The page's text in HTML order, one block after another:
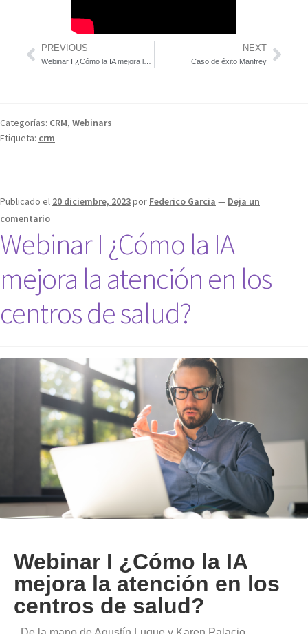
PREVIOUS NEXT
Caso de éxito Manfrey
Categorías: CRM, Webinars
Etiqueta: crm
Publicado el 20 diciembre, 2023por Federico Garcia — Deja un
comentario
Webinar I ¿Cómo la IA
mejora la atención en los
centros de salud?
Webinar I ¿Cómo la IA
mejora la atención en los
centros de salud?